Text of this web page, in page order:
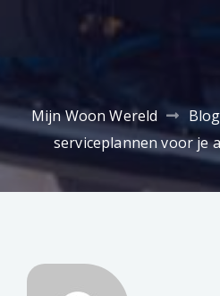
Mijn Woon Wereld Blog
serviceplannen voor je